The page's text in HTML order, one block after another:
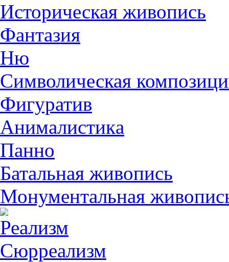
Историческая живопись
Фантазия
Ню
Символическая
Фигуратив
Анималистикa
Панно
Батальная живопись
Монументальная
Реализм
Сюрреализм